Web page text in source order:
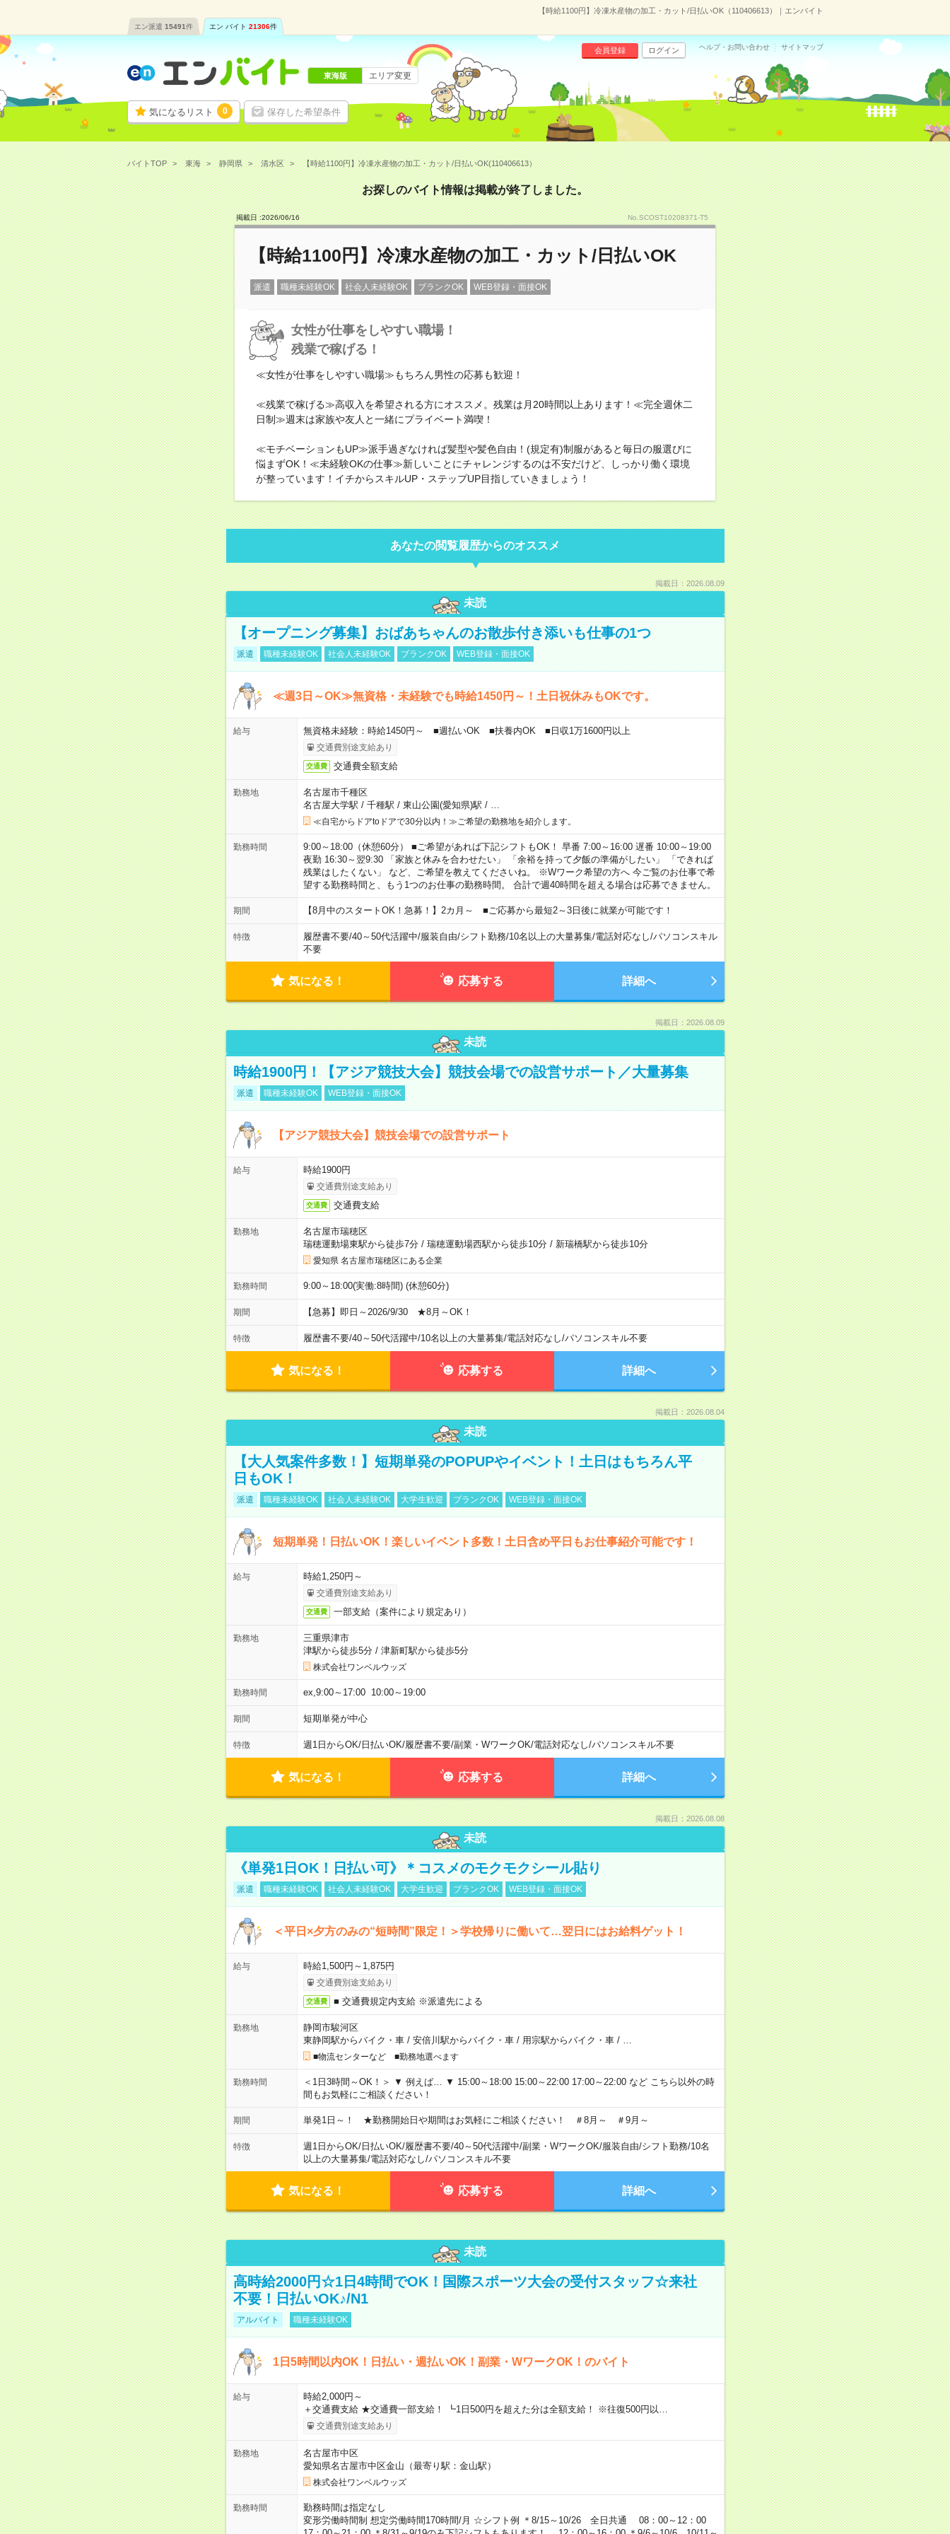
【時給1100円】冷凍水産物の加工・カット/日払いOK（110406613）｜エンバイト
エン派遣 15491件 エン バイト 21306件
気になるリスト 0 保存した希望条件
会員登録 ログイン ヘルプ・お問い合わせ サイトマップ
東海版 エリア変更
バイトTOP 東海 静岡県 清水区 【時給1100円】冷凍水産物の加工・カット/日払いOK(110406613）
お探しのバイト情報は掲載が終了しました。
掲載日 :2026/06/16 No.SCOST10208371-T5
【時給1100円】冷凍水産物の加工・カット/日払いOK
派遣 職種未経験OK 社会人未経験OK ブランクOK WEB登録・面接OK
女性が仕事をしやすい職場！
残業で稼げる！
≪女性が仕事をしやすい職場≫もちろん男性の応募も歓迎！
≪残業で稼げる≫高収入を希望される方にオススメ。残業は月20時間以上あります！≪完全週休二
日制≫週末は家族や友人と一緒にプライベート満喫！
≪モチベーションもUP≫派手過ぎなければ髪型や髪色自由！(規定有)制服があると毎日の服選びに
悩まずOK！≪未経験OKの仕事≫新しいことにチャレンジするのは不安だけど、しっかり働く環境
が整っています！イチからスキルUP・ステップUP目指していきましょう！
あなたの閲覧履歴からのオススメ
掲載日：2026.08.09
未読
【オープニング募集】おばあちゃんのお散歩付き添いも仕事の1つ
派遣 職種未経験OK 社会人未経験OK ブランクOK WEB登録・面接OK
≪週3日～OK≫無資格・未経験でも時給1450円～！土日祝休みもOKです。
給与 無資格未経験：時給1450円～ ■週払いOK ■扶養内OK ■日収1万1600円以上
交通費別途支給あり
交通費 交通費全額支給
勤務地
名古屋市千種区
名古屋大学駅 / 千種駅 / 東山公園(愛知県)駅 /
≪自宅からドアtoドアで30分以内！≫ご希望の勤務地を紹介します。
勤務時間
9:00～18:00（休憩60分） ■ご希望があれば下記シフトもOK！ 早番 7:00～16:00 遅番 10:00～19:00
夜勤 16:30～翌9:30 「家族と休みを合わせたい」 「余裕を持って夕飯の準備がしたい」 「できれば
残業はしたくない」 など、ご希望を教えてくださいね。 ※Wワーク希望の方へ 今ご覧のお仕事で希
望する勤務時間と、もう1つのお仕事の勤務時間。 合計で週40時間を超える場合は応募できません。
期間 【8月中のスタートOK！急募！】2カ月～ ■ご応募から最短2～3日後に就業が可能です！
特徴 履歴書不要/40～50代活躍中/服装自由/シフト勤務/10名以上の大量募集/電話対応なし/パソコンスキル
不要
気になる！ 応募する 詳細へ
掲載日：2026.08.09
未読
時給1900円！【アジア競技大会】競技会場での設営サポート／大量募集
派遣 職種未経験OK WEB登録・面接OK
【アジア競技大会】競技会場での設営サポート
給与 時給1900円
交通費別途支給あり
交通費 交通費支給
勤務地
名古屋市瑞穂区
瑞穂運動場東駅から徒歩7分/ 瑞穂運動場西駅から徒歩10分/ 新瑞橋駅から徒歩10分
愛知県 名古屋市瑞穂区にある企業
勤務時間 9:00～18:00(実働:8時間) (休憩60分)
期間 【急募】即日～2026/9/30 ★8月～OK！
特徴 履歴書不要/40～50代活躍中/10名以上の大量募集/電話対応なし/パソコンスキル不要
気になる！ 応募する 詳細へ
掲載日：2026.08.04
未読
【大人気案件多数！】短期単発のPOPUPやイベント！土日はもちろん平
日もOK！
派遣 職種未経験OK 社会人未経験OK 大学生歓迎 ブランクOK WEB登録・面接OK
短期単発！日払いOK！楽しいイベント多数！土日含め平日もお仕事紹介可能です！
給与 時給1,250円～
交通費別途支給あり
交通費 一部支給（案件により規定あり）
勤務地
三重県津市
津駅から徒歩5分/ 津新町駅から徒歩5分
株式会社ワンベルウッズ
勤務時間 ex,9:00～17:00 10:00～19:00
期間 短期単発が中心
特徴 週1日からOK/日払いOK/履歴書不要/副業・WワークOK/電話対応なし/パソコンスキル不要
気になる！ 応募する 詳細へ
掲載日：2026.08.08
未読
《単発1日OK！日払い可》＊コスメのモクモクシール貼り
派遣 職種未経験OK 社会人未経験OK 大学生歓迎 ブランクOK WEB登録・面接OK
＜平日×夕方のみの“短時間”限定！＞学校帰りに働いて…翌日にはお給料ゲット！
給与 時給1,500円～1,875円
交通費別途支給あり
交通費 ■ 交通費規定内支給 ※派遣先による
勤務地
静岡市駿河区
東静岡駅からバイク・車/ 安倍川駅からバイク・車/ 用宗駅からバイク・車/
■物流センターなど ■勤務地選べます
勤務時間
＜1日3時間～OK！＞ ▼ 例えば… ▼ 15:00～18:00 15:00～22:00 17:00～22:00 など こちら以外の時
間もお気軽にご相談ください！
期間 単発1日～！ ★勤務開始日や期間はお気軽にご相談ください！ ＃8月～ ＃9月～
特徴 週1日からOK/日払いOK/履歴書不要/40～50代活躍中/副業・WワークOK/服装自由/シフト勤務/10名
以上の大量募集/電話対応なし/パソコンスキル不要
気になる！ 応募する 詳細へ
未読
高時給2000円☆1日4時間でOK！国際スポーツ大会の受付スタッフ☆来社
不要！日払いOK♪/N1
アルバイト 職種未経験OK
1日5時間以内OK！日払い・週払いOK！副業・WワークOK！のバイト
給与
時給2,000円～
＋交通費支給 ★交通費一部支給！ ┗1日500円を超えた分は全額支給！ ※往復500円以…
交通費別途支給あり
勤務地
名古屋市中区
愛知県名古屋市中区金山（最寄り駅：金山駅）
株式会社ワンベルウッズ
勤務時間
勤務時間は指定なし
変形労働時間制 想定労働時間170時間/月 ☆シフト例 ＊8/15～10/26 全日共通 08：00～12：00